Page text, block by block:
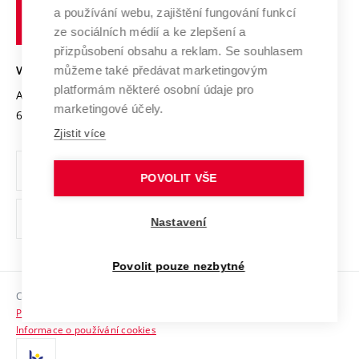
Transfer znalostí
Open Science
Projekty
Projekty ze strukturálních fondů
Specifický výzkum
Mezinárodní dohody
Univerzitní sítě
Podnikavá univerzita / ContriBUTe
Bezpečná univerzita
Vyznamenání
Organizační struktura
Ochrana osobních údajů
odkaz)
Sociální bezpečí
HR Award
technické
Brně
VYSOKÉ UČENÍ TECHNICKÉ V BRNĚ
Antonínská 548/1
602 00 Brno
www.vut.cz
vut@vutbr.cz
Copyright © 2026 VUT
Prohlášení o přístupnosti
Informace o používání cookies
a používání webu, zajištění fungování funkcí
ze sociálních médií a ke zlepšení a
přizpůsobení obsahu a reklam. Se souhlasem
můžeme také předávat marketingovým
platformám některé osobní údaje pro
marketingové účely.
Zjistit více
POVOLIT VŠE
Nastavení
Povolit pouze nezbytné